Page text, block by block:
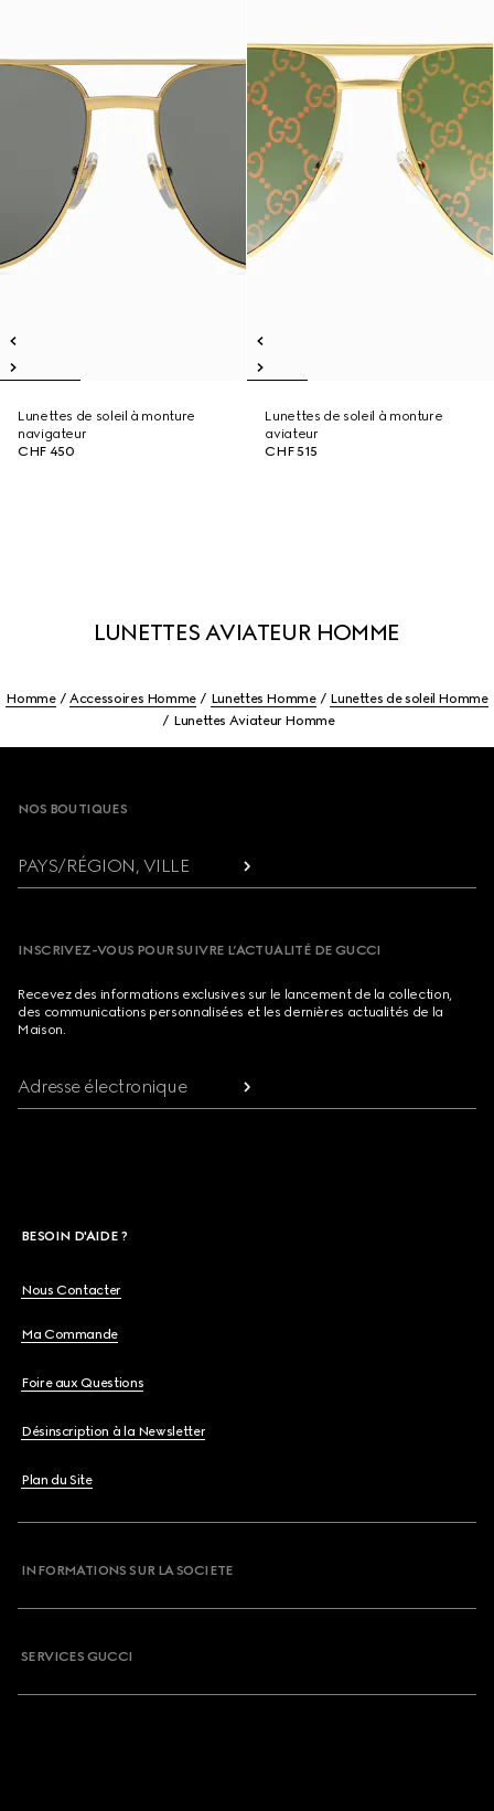
Lunettes de soleil à monture
navigateur
CHF 450
Lunettes de soleil à monture
aviateur
CHF 515
LUNETTES AVIATEUR HOMME
Homme Accessoires Homme Lunettes Homme
Lunettes de soleil Homme
Lunettes Aviateur Homme
NOS BOUTIQUES
PAYS/RÉGION, VILLE
INSCRIVEZ-VOUS POUR SUIVRE L’ACTUALITÉ DE GUCCI
Recevez des informations exclusives sur le lancement de la collection,
des communications personnalisées et les dernières actualités de la
Maison.
Adresse électronique
BESOIN D'AIDE ?
Nous Contacter
Ma Commande
Foire aux Questions
Désinscription à la Newsletter
Plan du Site
INFORMATIONS SUR LA SOCIETE
SERVICES GUCCI